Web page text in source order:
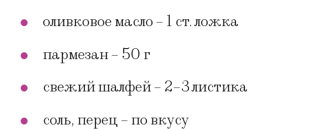
оливковое масло – 1 ст. ложка
пармезан – 50 г
свежий шалфей – 2–3 листика
соль, перец – по вкусу